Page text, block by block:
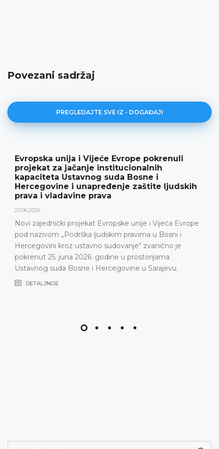
Povezani sadržaj
PREGLEDAJTE SVE IZ - DOGAĐAJI
Evropska unija i Vijeće Evrope pokrenuli
projekat za jačanje institucionalnih
kapaciteta Ustavnog suda Bosne i
Hercegovine i unapređenje zaštite ljudskih
prava i vladavine prava
25.06.2026.
Novi zajednički projekat Evropske unije i Vijeća Evrope
pod nazivom „Podrška ljudskim pravima u Bosni i
Hercegovini kroz ustavno sudovanje“ zvanično je
pokrenut 25. juna 2026. godine u prostorijama
Ustavnog suda Bosne i Hercegovine u Sarajevu.
DETALJNIJE